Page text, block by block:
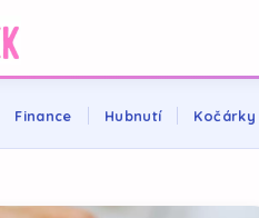
Finance Hubnutí Kočárky